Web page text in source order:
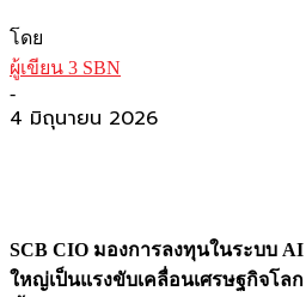
โดย
ผู้เขียน 3 SBN
-
4 มิถุนายน 2026
SCB CIO มองการลงทุนในระบบ
ใหญ่เป็นแรงขับเคลื่อนเศรษฐกิจโล